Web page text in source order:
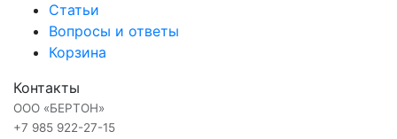
Статьи
Вопросы и ответы
Корзина
Контакты
ООО «БЕРТОН»
+7 985 922-27-15